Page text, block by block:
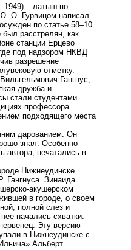
– латыш по
Ю. О. Гурвицом написал
по статье 58–10
расстрелян, как
станции Ерцево
под надзором НКВД
разрешение
отметку.
Гангнус,
дружба и
стали студентами
профессора
подходящего места
дарованием. Он
знал. Особенно
автора, печатались в
Нижнеудинске.
Гангнуса. Зинаида
акушерском
в городе, о своем
полной слез и
начались схватки.
Эту версию
в Нижнеудинске с
Альберт